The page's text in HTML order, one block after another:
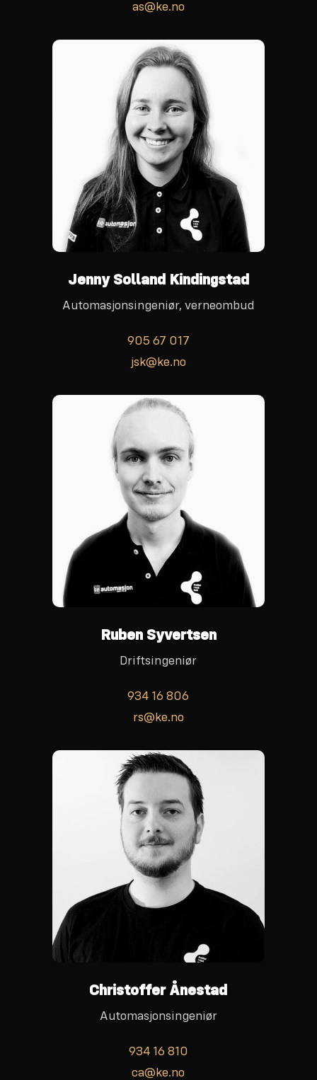
as@ke.no
Jenny Solland Kindingstad
Automasjonsingeniør, verneombud
905 67 017
jsk@ke.no
Ruben Syvertsen
Driftsingeniør
934 16 806
rs@ke.no
Christoffer Ånestad
Automasjonsingeniør
934 16 810
ca@ke.no